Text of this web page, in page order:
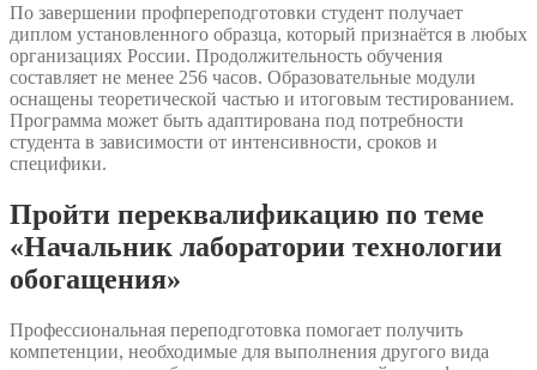
По завершении профпереподготовки студент получает
диплом установленного образца, который признаётся в любых
организациях России. Продолжительность обучения
составляет не менее 256 часов. Образовательные модули
оснащены теоретической частью и итоговым тестированием.
Программа может быть адаптирована под потребности
студента в зависимости от интенсивности, сроков и
специфики.
Пройти переквалификацию по теме
«Начальник лаборатории технологии
обогащения»
Профессиональная переподготовка помогает получить
компетенции, необходимые для выполнения другого вида